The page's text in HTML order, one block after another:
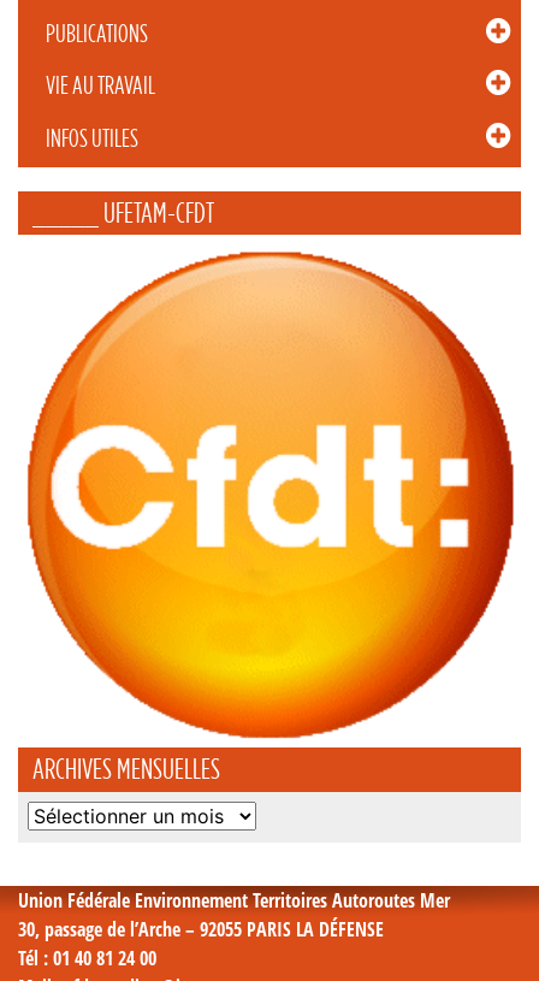
PUBLICATIONS
VIE AU TRAVAIL
INFOS UTILES
_____ UFETAM-CFDT
ARCHIVES MENSUELLES
Archives
Union Fédérale Environnement Territoires Autoroutes Mer
30, passage de l’Arche – 92055 PARIS LA DÉFENSE
Tél : 01 40 81 24 00